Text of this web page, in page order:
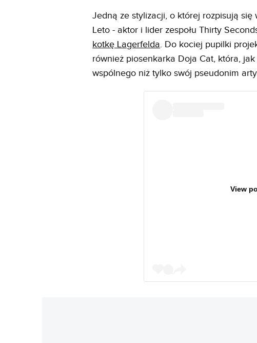
Jedną ze stylizacji, o której rozpisują
Leto - aktor i lider zespołu Thirty
kotkę Lagerfelda. Do kociej pupilki
również piosenkarka Doja Cat, która,
wspólnego niż tylko swój pseudonim
View